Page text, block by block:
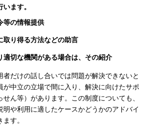
ます。
等の情報提供
取り得る方法などの助言
適切な機関がある場合は、その紹介
者だけの話し合いでは問題が解決できないと
が中立の立場で間に入り、解決に向けたサポ
ん等）があります。この制度についても、
明や利用に適したケースかどうかのアドバイ
す。